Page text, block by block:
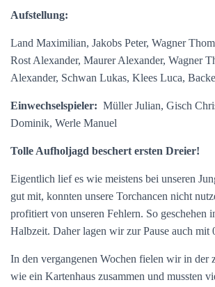
Aufstellung:
Land Maximilian, Jakobs Peter, Wagner
Rost Alexander, Maurer Alexander, Wagner
Alexander, Schwan Lukas, Klees Luca,
Einwechselspieler: Müller Julian, Gisch
Dominik, Werle Manuel
Tolle Aufholjagd beschert ersten Dreier!
Eigentlich lief es wie meistens bei unseren
gut mit, konnten unsere Torchancen nicht
profitiert von unseren Fehlern. So geschehen
Halbzeit. Daher lagen wir zur Pause auch mit
In den vergangenen Wochen fielen wir in der
wie ein Kartenhaus zusammen und mussten